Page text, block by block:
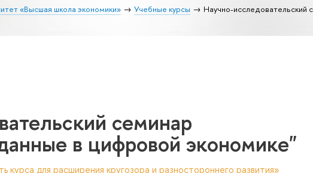
«Высшая школа экономики» Учебные курсы
Научно-исследовательский
семинар
в цифровой экономике"
для расширения кругозора и разностороннего развития»